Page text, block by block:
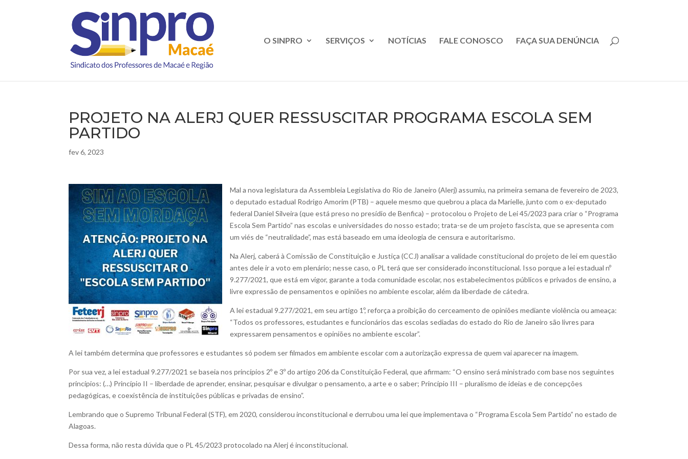
O SINPRO SERVIÇOS NOTÍCIAS FALE CONOSCO FAÇA SUA DENÚNCIA
PROJETO NA ALERJ QUER RESSUSCITAR PROGRAMA ESCOLA SEM
PARTIDO
fev 6, 2023
Mal a nova legislatura da Assembleia Legislativa do Rio de Janeiro (Alerj) assumiu, na primeira semana de fevereiro de 2023,
o deputado estadual Rodrigo Amorim (PTB) – aquele mesmo que quebrou a placa da Marielle, junto com o ex-deputado
federal Daniel Silveira (que está preso no presídio de Benfica) – protocolou o Projeto de Lei 45/2023 para criar o “Programa
Escola Sem Partido” nas escolas e universidades do nosso estado; trata-se de um projeto fascista, que se apresenta com
um viés de “neutralidade”, mas está baseado em uma ideologia de censura e autoritarismo.
Na Alerj, caberá à Comissão de Constituição e Justiça (CCJ) analisar a validade constitucional do projeto de lei em questão
antes dele ir a voto em plenário; nesse caso, o PL terá que ser considerado inconstitucional. Isso porque a lei estadual nº
9.277/2021, que está em vigor, garante a toda comunidade escolar, nos estabelecimentos públicos e privados de ensino, a
livre expressão de pensamentos e opiniões no ambiente escolar, além da liberdade de cátedra.
A lei estadual 9.277/2021, em seu artigo 1º, reforça a proibição do cerceamento de opiniões mediante violência ou ameaça:
“Todos os professores, estudantes e funcionários das escolas sediadas do estado do Rio de Janeiro são livres para
expressarem pensamentos e opiniões no ambiente escolar”.
A lei também determina que professores e estudantes só podem ser filmados em ambiente escolar com a autorização expressa de quem vai aparecer na imagem.
Por sua vez, a lei estadual 9.277/2021 se baseia nos princípios 2º e 3º do artigo 206 da Constituição Federal, que afirmam: “O ensino será ministrado com base nos seguintes
princípios: (…) Princípio II – liberdade de aprender, ensinar, pesquisar e divulgar o pensamento, a arte e o saber; Princípio III – pluralismo de ideias e de concepções
pedagógicas, e coexistência de instituições públicas e privadas de ensino”.
Lembrando que o Supremo Tribunal Federal (STF), em 2020, considerou inconstitucional e derrubou uma lei que implementava o “Programa Escola Sem Partido” no estado de
Alagoas.
Dessa forma, não resta dúvida que o PL 45/2023 protocolado na Alerj é inconstitucional.